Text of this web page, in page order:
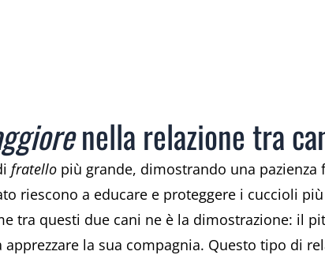
nella relazione tra
fratello più grande, dimostrando una pazienza
riescono a educare e proteggere i cuccioli
tra questi due cani ne è la dimostrazione: il
la sua compagnia. Questo tipo di